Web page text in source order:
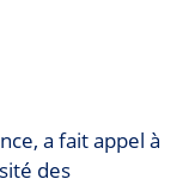
a fait appel à
des